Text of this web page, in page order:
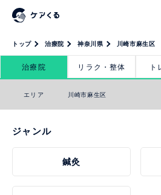
トップ 治療院 神奈川県 川崎市麻生区
治療院 リラク・整体 ト
エリア 川崎市麻生区
ジャンル
鍼灸